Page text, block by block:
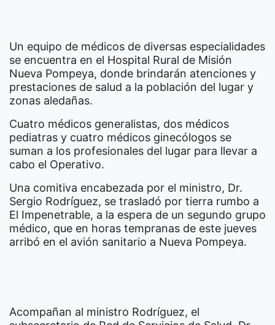
Un equipo de médicos de diversas especialidades
se encuentra en el Hospital Rural de Misión
Nueva Pompeya, donde brindarán atenciones y
prestaciones de salud a la población del lugar y
zonas aledañas.
Cuatro médicos generalistas, dos médicos
pediatras y cuatro médicos ginecólogos se
suman a los profesionales del lugar para llevar a
cabo el Operativo.
Una comitiva encabezada por el ministro, Dr.
Sergio Rodríguez, se trasladó por tierra rumbo a
El Impenetrable, a la espera de un segundo grupo
médico, que en horas tempranas de este jueves
arribó en el avión sanitario a Nueva Pompeya.
Acompañan al ministro Rodríguez, el